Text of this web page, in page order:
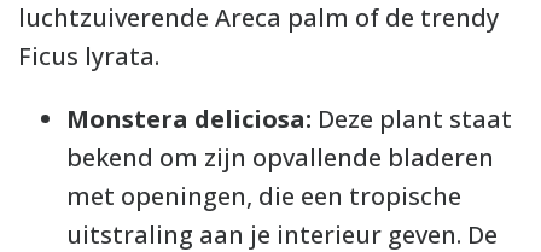
luchtzuiverende Areca palm of de trendy
Ficus lyrata.
Monstera deliciosa: Deze plant staat
bekend om zijn opvallende bladeren
met openingen, die een tropische
uitstraling aan je interieur geven. De